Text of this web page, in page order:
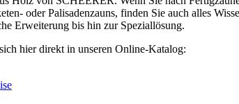
oder Palisadenzauns, finden Sie auch alles
Erweiterung bis hin zur Speziallösung.
hier direkt in unseren Online-Katalog: